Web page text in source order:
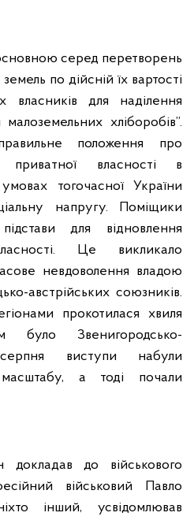
серед перетворень
по дійсній їх вартості
власників для наділення
хліборобів”.
положення про
приватної власності в
тогочасної України
напругу. Поміщики
для відновлення
Це викликало
невдоволення владою
австрійських союзників.
прокотилася хвиля
було Звенигородсько-
виступи набули
масштабу, а тоді почали
докладав до військового
військовий Павло
інший, усвідомлював